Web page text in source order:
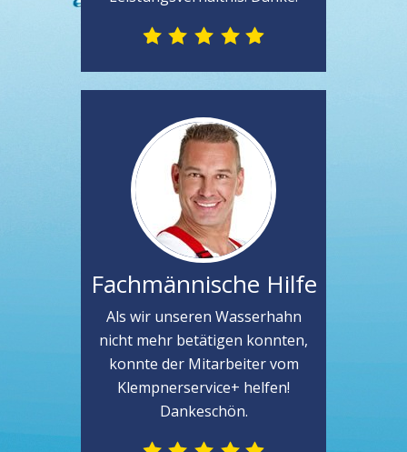
Fachmännische Hilfe
Als wir unseren Wasserhahn
nicht mehr betätigen konnten,
konnte der Mitarbeiter vom
Klempnerservice+ helfen!
Dankeschön.